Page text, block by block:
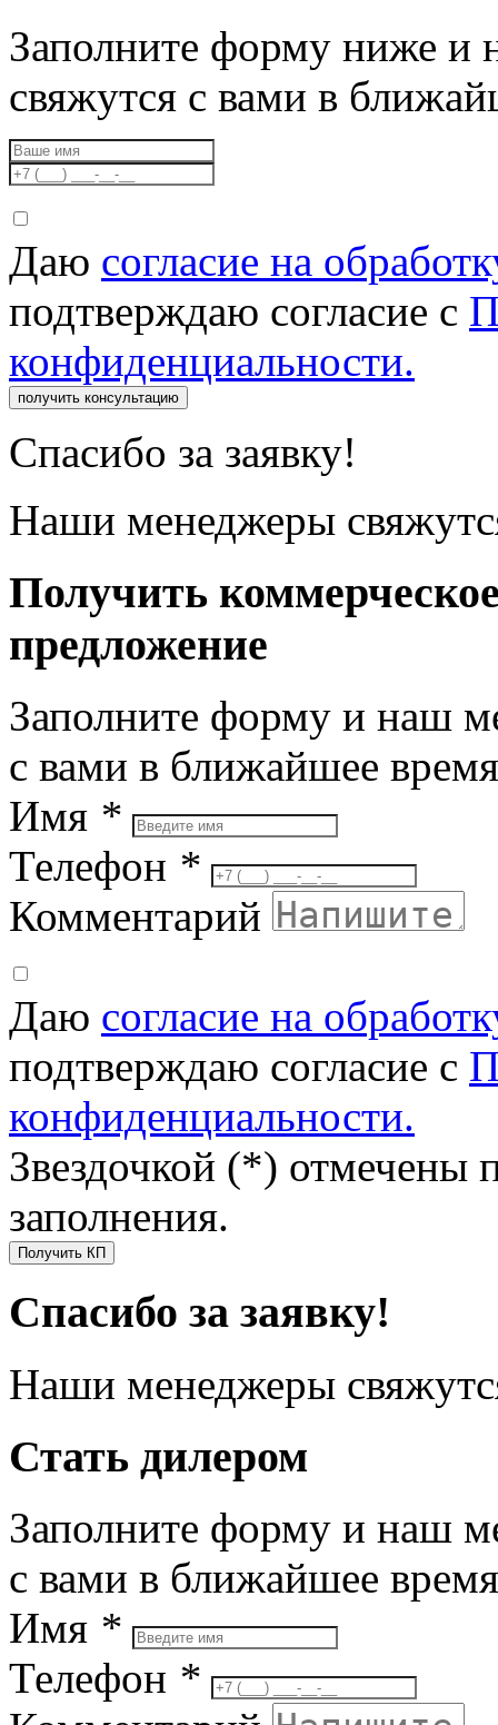
Заполните форму ниже и
свяжутся с вами в
Даю согласие на
подтверждаю согласие с
конфиденциальности.
получить консультацию
Спасибо за заявку!
Наши менеджеры
Получить
предложение
Заполните форму и наш
с вами в ближайшее время
Имя *
Телефон *
Комментарий
Даю согласие на
подтверждаю согласие с
конфиденциальности.
Звездочкой (*) отмечены
заполнения.
Получить КП
Спасибо за заявку!
Наши менеджеры
Стать дилером
Заполните форму и наш
с вами в ближайшее время
Имя *
Телефон *